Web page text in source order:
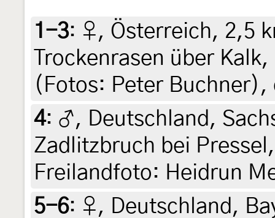
1-3: ♀, Österreich, 2,5
Trockenrasen über
(Fotos: Peter Buchner),
4: ♂, Deutschland,
Zadlitzbruch bei
Freilandfoto: Heidrun
5-6: ♀, Deutschland,